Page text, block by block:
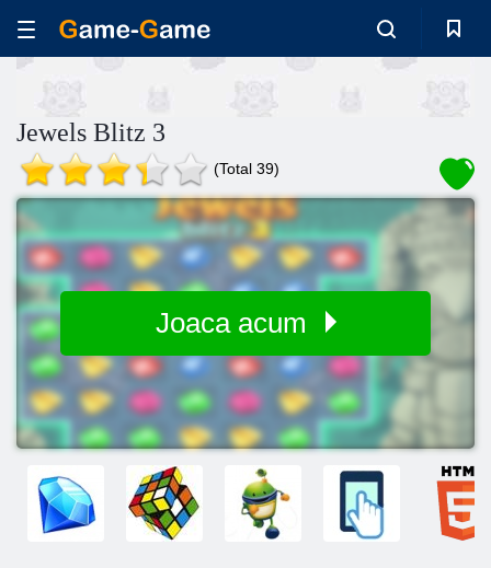
Jewels Blitz 3
(Total 39)
Joaca acum